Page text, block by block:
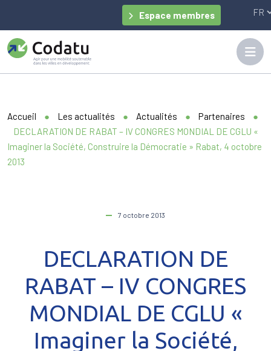
Espace membres
Accueil ● Les actualités ● Actualités ● Partenaires
●
DECLARATION DE RABAT – IV CONGRES MONDIAL DE CGLU «
Imaginer la Société, Construire la Démocratie » Rabat, 4 octobre
2013
7 octobre 2013
DECLARATION DE
RABAT – IV CONGRES
MONDIAL DE CGLU «
Imaginer la Société,
Panneau de gestion des cookies